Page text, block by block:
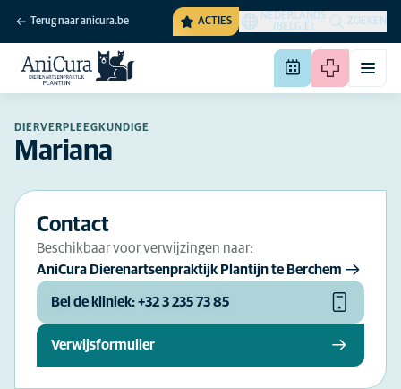
Terug naar anicura.be ACTIES
NEDERLANDS
(BELGIË)
ZOEKEN
DIERVERPLEEGKUNDIGE
Mariana
Contact
Beschikbaar voor verwijzingen naar:
AniCura Dierenartsenpraktijk Plantijn te Berchem
Bel de kliniek: +32 3 235 73 85
Verwijsformulier